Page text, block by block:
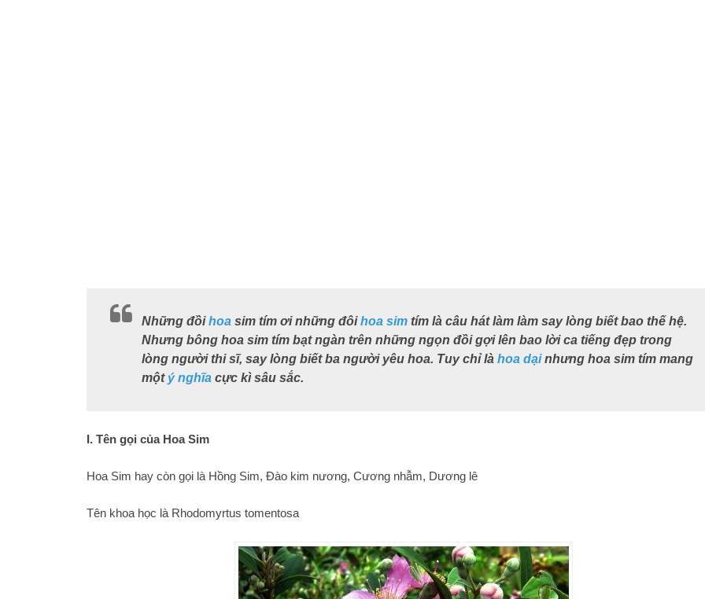
Những đồihoa sim tím ơi những đôihoa sim tím là câu hát làm làm say lòng biết bao thế hệ.
Nhưng bông hoa sim tím bạt ngàn trên những ngọn đồi gợi lên bao lời ca tiếng đẹp trong
lòng người thi sĩ, say lòng biết ba người yêu hoa. Tuy chỉ là hoa dạinhưng hoa sim tím mang
một ý nghĩa cực kì sâu sắc.
I. Tên gọi của Hoa Sim
Hoa Sim hay còn gọi là Hồng Sim, Đào kim nương, Cương nhẫm, Dương lê
Tên khoa học là Rhodomyrtus tomentosa